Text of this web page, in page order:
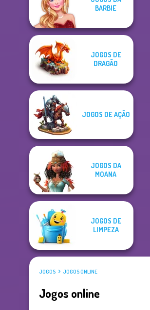
BARBIE
JOGOS DE
DRAGÃO
JOGOS DE AÇÃO
JOGOS DA
MOANA
JOGOS DE
LIMPEZA
JOGOS JOGOS ONLINE
Jogos online